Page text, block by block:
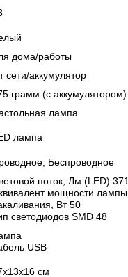
дома/работы
сети/аккумулятор
грамм (с аккумулятором).
лампа
лампа
Беспроводное
поток, Лм (LED) 371
мощности лампы
Вт 50
светодиодов SMD 48
USB
см